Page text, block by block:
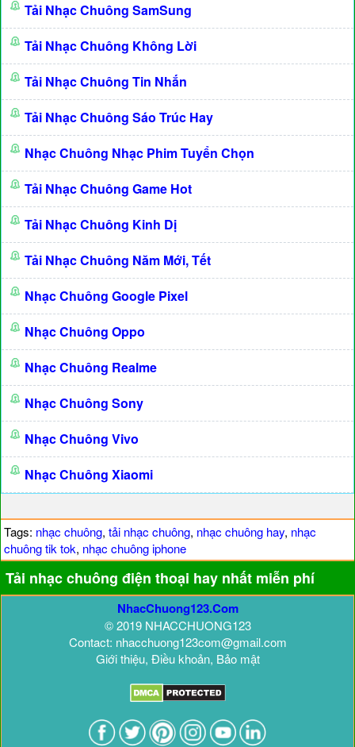
Tải Nhạc Chuông SamSung
Tải Nhạc Chuông Không Lời
Tải Nhạc Chuông Tin Nhắn
Tải Nhạc Chuông Sáo Trúc Hay
Nhạc Chuông Nhạc Phim Tuyển Chọn
Tải Nhạc Chuông Game Hot
Tải Nhạc Chuông Kinh Dị
Tải Nhạc Chuông Năm Mới, Tết
Nhạc Chuông Google Pixel
Nhạc Chuông Oppo
Nhạc Chuông Realme
Nhạc Chuông Sony
Nhạc Chuông Vivo
Nhạc Chuông Xiaomi
Tags: nhạc chuông, tải nhạc chuông, nhạc chuông hay, nhạc
chuông tik tok, nhạc chuông iphone
Tải nhạc chuông điện thoại hay nhất miễn phí
NhacChuong123.Com
© 2019 NHACCHUONG123
Contact: nhacchuong123com@gmail.com
Giới thiệu, Điều khoản, Bảo mật